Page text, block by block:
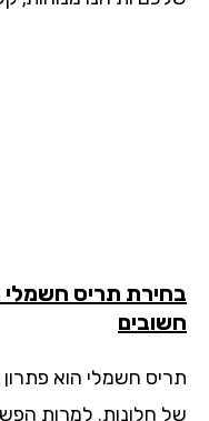
תריס חשמלי
חשמלי הוא פתרון נוח
חלונות. למרות הפשטות